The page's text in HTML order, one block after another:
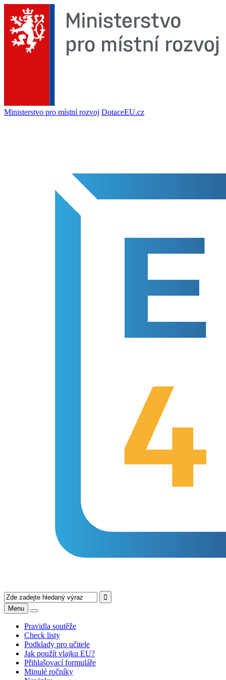
Ministerstvo pro místní rozvoj DotaceEU.cz
Menu
Pravidla soutěže
Check listy
Podklady pro učitele
Jak použít vlajku EU?
Přihlašovací formuláře
Minulé ročníky